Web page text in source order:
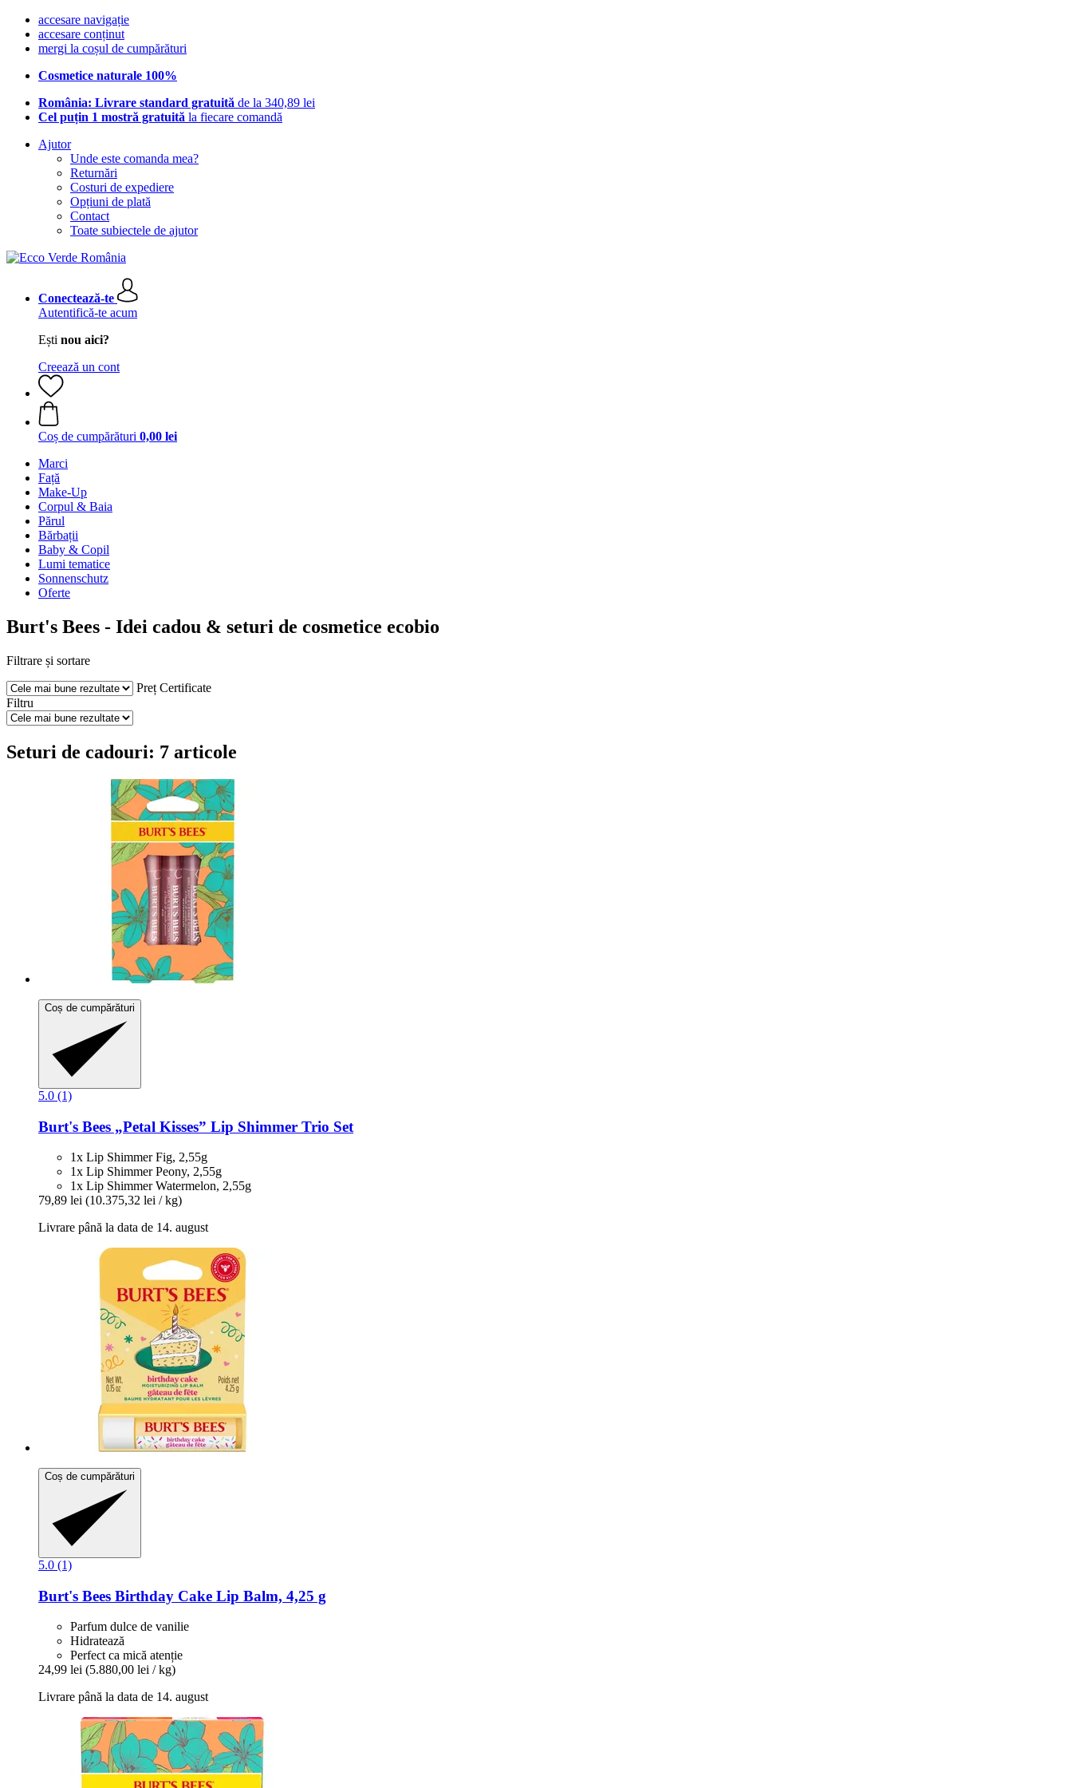
accesare navigație
accesare conținut
mergi la coșul de cumpărături
Cosmetice naturale 100%
România: Livrare standard gratuită de la 340,89 lei
Cel puțin 1 mostră gratuită la fiecare comandă
Ajutor
Unde este comanda mea?
Returnări
Costuri de expediere
Opțiuni de plată
Contact
Toate subiectele de ajutor
Conectează-te
Autentifică-te acum
Ești nou aici?
Creează un cont
Coș de cumpărături 0,00 lei
Marci
Față
Make-Up
Corpul & Baia
Părul
Bărbații
Baby & Copil
Lumi tematice
Sonnenschutz
Oferte
Burt's Bees - Idei cadou & seturi de cosmetice ecobio
Filtrare și sortare
Preț Certificate
Filtru
Seturi de cadouri: 7 articole
Coș de cumpărături
5.0 (1)
Burt's Bees „Petal Kisses” Lip Shimmer Trio Set
1x Lip Shimmer Fig, 2,55g
1x Lip Shimmer Peony, 2,55g
1x Lip Shimmer Watermelon, 2,55g
79,89 lei (10.375,32 lei / kg)
Livrare până la data de 14. august
Coș de cumpărături
5.0 (1)
Burt's Bees Birthday Cake Lip Balm, 4,25 g
Parfum dulce de vanilie
Hidratează
Perfect ca mică atenție
24,99 lei (5.880,00 lei / kg)
Livrare până la data de 14. august